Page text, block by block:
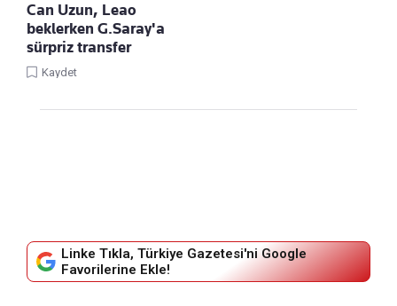
Can Uzun, Leao
beklerken G.Saray'a
sürpriz transfer
Kaydet
Linke Tıkla, Türkiye Gazetesi'ni Google
Favorilerine Ekle!